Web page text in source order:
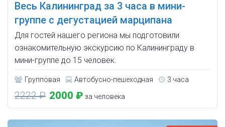
Весь Калининград за 3 часа в мини-
группе с дегустацией марципана
Для гостей нашего региона мы подготовили
ознакомительную экскурсию по Калининграду в
мини-группе до 15 человек.
Групповая Автобусно-пешеходная 3 часа
2222 ₽ 2000 ₽ за человека